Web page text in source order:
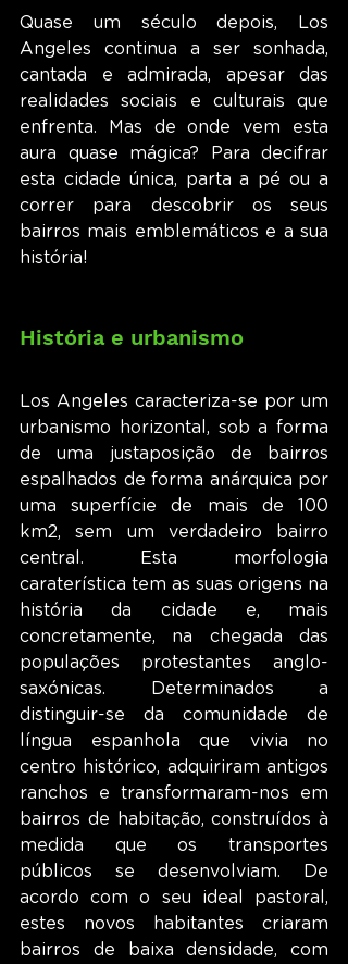
Quase um século depois, Los
Angeles continua a ser sonhada,
cantada e admirada, apesar das
realidades sociais e culturais que
enfrenta. Mas de onde vem esta
aura quase mágica? Para decifrar
esta cidade única, parta a pé ou a
correr para descobrir os seus
bairros mais emblemáticos e a sua
história!
História e urbanismo
Los Angeles caracteriza-se por um
urbanismo horizontal, sob a forma
de uma justaposição de bairros
espalhados de forma anárquica por
uma superfície de mais de 100
km2, sem um verdadeiro bairro
central. Esta morfologia
caraterística tem as suas origens na
história da cidade e, mais
concretamente, na chegada das
populações protestantes anglo-
saxónicas. Determinados a
distinguir-se da comunidade de
língua espanhola que vivia no
centro histórico, adquiriram antigos
ranchos e transformaram-nos em
bairros de habitação, construídos à
medida que os transportes
públicos se desenvolviam. De
acordo com o seu ideal pastoral,
estes novos habitantes criaram
bairros de baixa densidade, com